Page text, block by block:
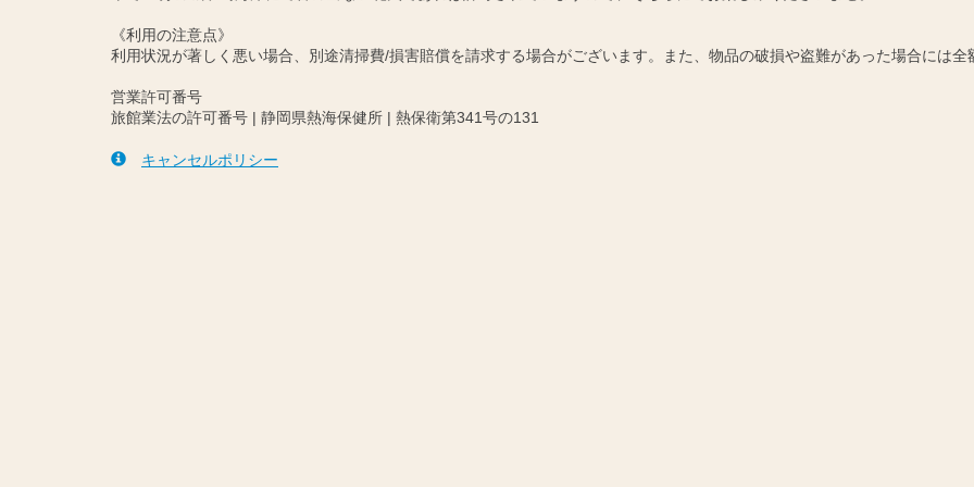
《利用の注意点》
利用状況が著しく悪い場合、別途清掃費/損害賠償を請求する場合がございます。また、物品の破損や盗難があった場合には全
営業許可番号
旅館業法の許可番号 | 静岡県熱海保健所 | 熱保衛第341号の131
キャンセルポリシー